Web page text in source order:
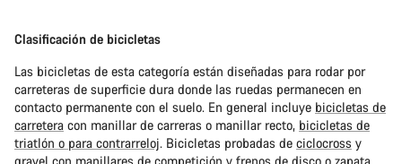
Clasificación de bicicletas
Las bicicletas de esta categoría están diseñadas para rodar por
carreteras de superficie dura donde las ruedas permanecen en
contacto permanente con el suelo. En general incluye bicicletas de
carretera con manillar de carreras o manillar recto, bicicletas de
triatlón o para contrarreloj. Bicicletas probadas de ciclocross y